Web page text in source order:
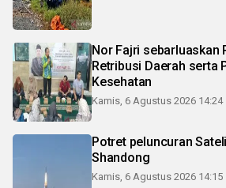
Nor Fajri sebarluaskan
Retribusi Daerah serta
Kesehatan
Kamis, 6 Agustus 2026 14:24
Potret peluncuran
Shandong
Kamis, 6 Agustus 2026 14:15